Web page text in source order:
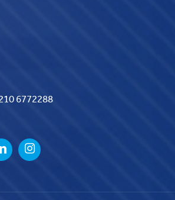
6772288